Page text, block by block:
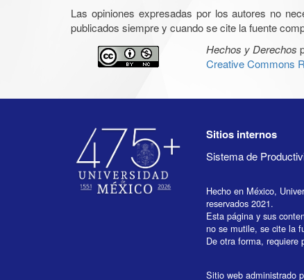
Las opiniones expresadas por los autores no
publicados siempre y cuando se cite la fuente
Hechos y Derechos
Creative Commons
Sitios internos
Sistema de
Hecho en México,
reservados 2021.
Esta página y sus
no se mutile, se cite la
De otra forma, requiere
Sitio web administrado